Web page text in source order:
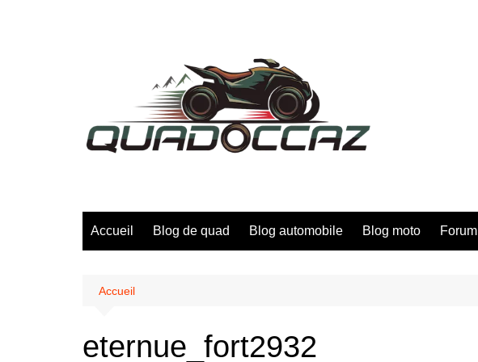
Accueil Blog de quad Blog automobile Blog moto Forum
Accueil
eternue_fort2932